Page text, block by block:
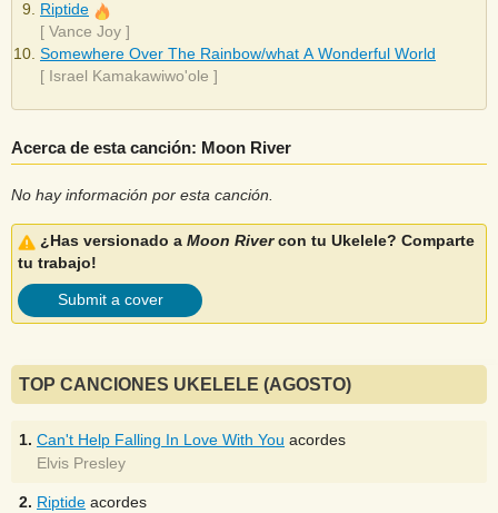
Riptide
[ Vance Joy ]
Somewhere Over The Rainbow/what A Wonderful World
[ Israel Kamakawiwo'ole ]
Acerca de esta canción: Moon River
No hay información por esta canción.
¿Has versionado a Moon Rivercon tu Ukelele? Comparte
tu trabajo!
Submit a cover
TOP CANCIONES UKELELE (AGOSTO)
1. Can't Help Falling In Love With You acordes
Elvis Presley
2. Riptide acordes